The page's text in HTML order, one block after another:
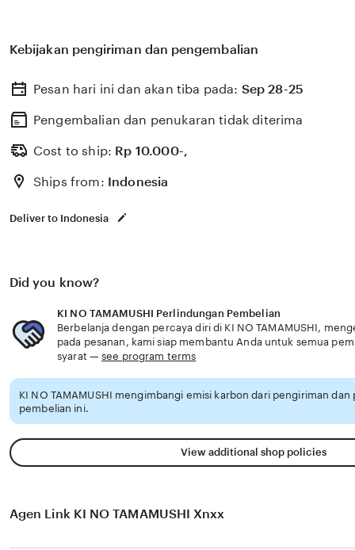
NO TAMAMUSHI percaya bahwa kemandirian
berkembang pesat di pasar global. Dengan dukungan
update, kami terus memantau perkembangan
sosok viral favorit Anda secara eksklusif.
Kebijakan pengiriman dan pengembalian
Pesan hari ini dan akan tiba pada: Sep 28-25
Pengembalian dan penukaran tidak diterima
Cost to ship: Rp 10.000-,
Ships from: Indonesia
Deliver to Indonesia
Did you know?
KI NO TAMAMUSHI Perlindungan Pembelian
Berbelanja dengan percaya diri di KI NO TAMAMUSHI,
pada pesanan, kami siap membantu Anda untuk semua
syarat —see program terms
KI NO TAMAMUSHI mengimbangi emisi karbon dari pengiriman dan
pembelian ini.
View additional shop policies
Agen Link KI NO TAMAMUSHI Xnxx